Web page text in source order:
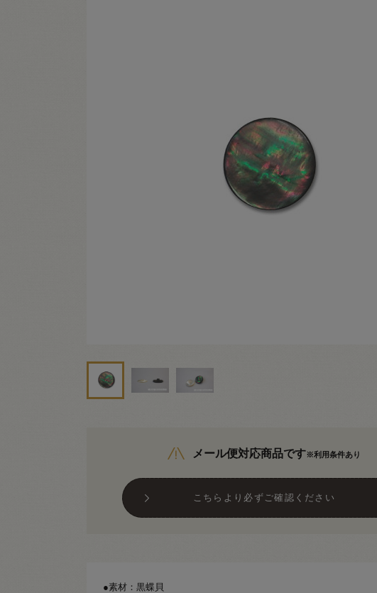
メール便対応商品です※利用条件あり
こちらより必ずご確認ください
●素材：黒蝶貝